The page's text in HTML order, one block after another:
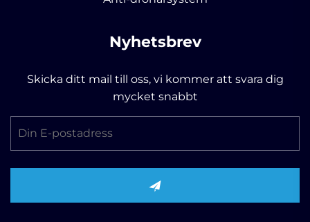
Nyhetsbrev
Skicka ditt mail till oss, vi kommer att svara dig
mycket snabbt